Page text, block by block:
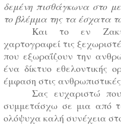
δεμένη πισθάγκωνα στο
το βλέμμα της τα έσχατα
Και το εν
χαρτογραφεί τις
που εξωραΐζουν την
ένα δίκτυο εθελοντικής
έμφαση στις
Σας ευχαριστώ
συμμετάσχω σε μια από
ολόψυχα καλή συνέχεια